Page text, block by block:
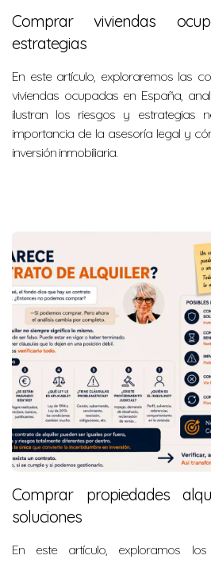
Comprar viviendas
estrategias
En este artículo, exploraremos las
viviendas ocupadas en España,
ilustran los riesgos y estrategias
importancia de la asesoría legal y
inversión inmobiliaria.
Comprar propiedades
soluciones
En este artículo, exploramos